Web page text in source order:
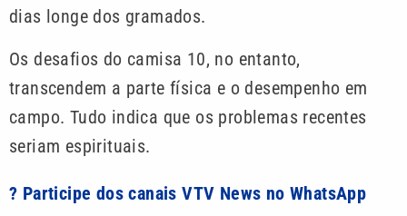
dias longe dos gramados.
Os desafios do camisa 10, no entanto,
transcendem a parte física e o desempenho em
campo. Tudo indica que os problemas recentes
seriam espirituais.
? Participe dos canais VTV News no WhatsApp